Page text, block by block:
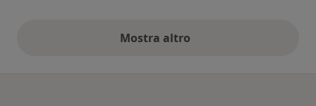
Mostra altroopinioni di cui sopra